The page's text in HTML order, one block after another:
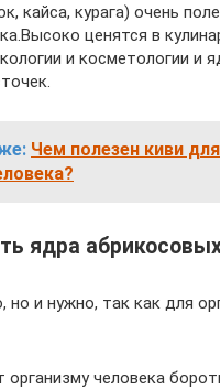
кайса, курага) очень
ценятся в
и косметологии и
Чем полезен киви для
ядра
и нужно, так как для
организму человека